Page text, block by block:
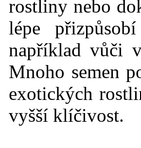
rostliny nebo
lépe
například vůči
Mnoho semen
exotických
vyšší klíčivost.